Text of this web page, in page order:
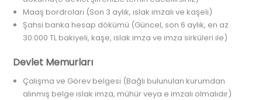
Maaş bordroları (Son 3 aylık, ıslak imzalı ve kaşeli)
Şahsi banka hesap dökümü (Güncel, son 6 aylık, en az
30.000 TL bakiyeli, kaşe, ıslak imza ve imza sirküleri ile)
Devlet Memurları
Çalışma ve Görev belgesi (Bağlı bulunulan kurumdan
alınmış belge ıslak imza, mühür veya e imzalı olmalıdır)